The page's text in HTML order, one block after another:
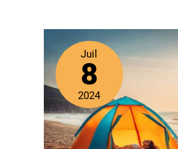
Juil
8
2024